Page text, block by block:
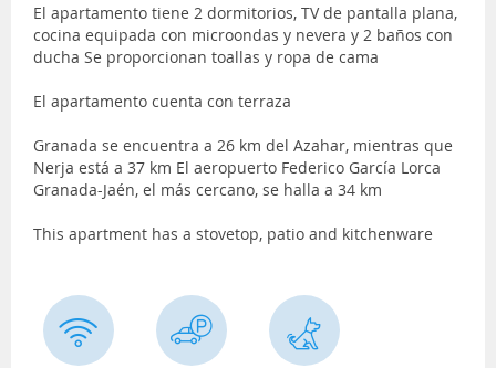
El apartamento tiene 2 dormitorios, TV de pantalla plana,
cocina equipada con microondas y nevera y 2 baños con
ducha Se proporcionan toallas y ropa de cama
El apartamento cuenta con terraza
Granada se encuentra a 26 km del Azahar, mientras que
Nerja está a 37 km El aeropuerto Federico García Lorca
Granada-Jaén, el más cercano, se halla a 34 km
This apartment has a stovetop, patio and kitchenware